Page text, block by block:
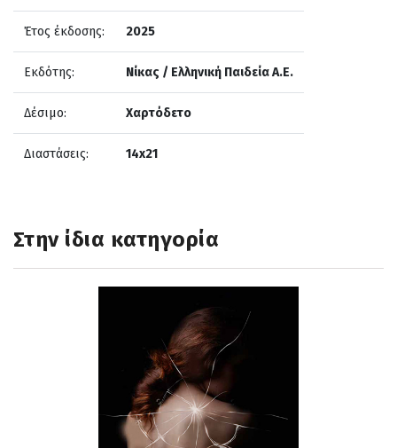
Έτος έκδοσης: 2025
Εκδότης: Νίκας / Ελληνική Παιδεία Α.Ε.
Δέσιμο: Χαρτόδετο
Διαστάσεις: 14x21
Στην ίδια κατηγορία